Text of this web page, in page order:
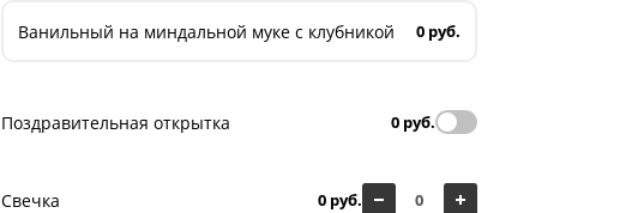
Ванильный на миндальной муке с клубникой 0 руб.
Поздравительная открытка 0 руб.
Свечка 0 руб.